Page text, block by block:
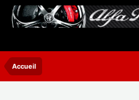
Accueil